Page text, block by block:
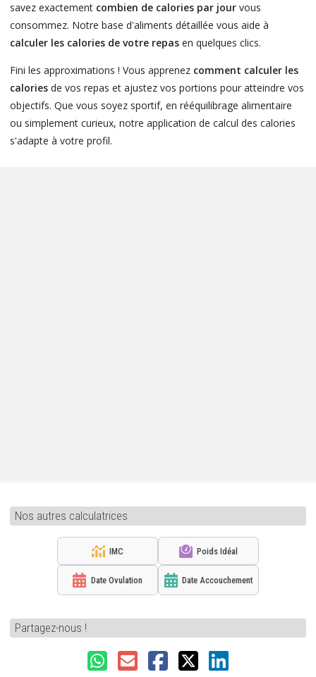
savez exactement combien de calories par jour vous
consommez. Notre base d'aliments détaillée vous aide à
calculer les calories de votre repas en quelques clics.
Fini les approximations ! Vous apprenez comment calculer les
calories de vos repas et ajustez vos portions pour atteindre vos
objectifs. Que vous soyez sportif, en rééquilibrage alimentaire
ou simplement curieux, notre application de calcul des calories
s'adapte à votre profil.
Nos autres calculatrices
IMC Poids Idéal
Date Ovulation Date Accouchement
Partagez-nous !